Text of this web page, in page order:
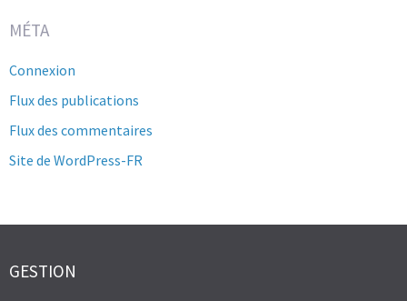
MÉTA
Connexion
Flux des publications
Flux des commentaires
Site de WordPress-FR
GESTION